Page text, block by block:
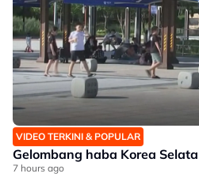
VIDEO TERKINI & POPULAR
Gelombang haba Korea
7 hours ago